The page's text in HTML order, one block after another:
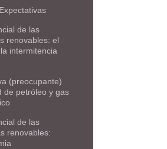
de las
renovables: el
intermitencia
(preocupante)
de petróleo y gas
de las
renovables: